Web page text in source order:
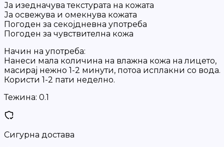
Ја изедначува текстурата на кожата
Ја освежува и омекнува кожата
Погоден за секојдневна употреба
Погоден за чувствителна кожа
Начин на употреба:
Нанеси мала количина на влажна кожа на лицето,
масирај нежно 1-2 минути, потоа исплакни со вода.
Користи 1-2 пати неделно.
Тежина: 0.1
Сигурна достава